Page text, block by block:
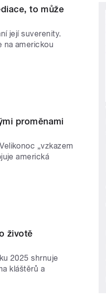
to může
její suverenity.
na americkou
proměnami
„vzkazem
americká
životě
2025 shrnuje
kláštěrů a